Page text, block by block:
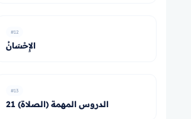
#12
الإِحْسَانُ
#13
21 الدروس المهمة (الصلاة)